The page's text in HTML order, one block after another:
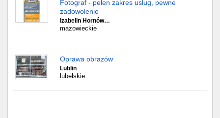
Fotograf - pełen zakres usług, pewne
zadowolenie
Izabelin Hornów…
mazowieckie
Oprawa obrazów
Lublin
lubelskie